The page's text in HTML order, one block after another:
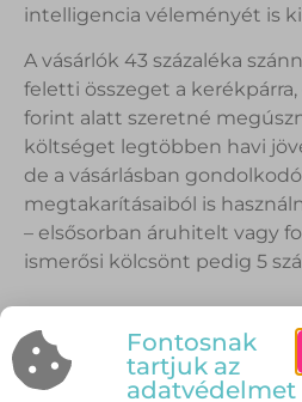
intelligencia véleményét is
A vásárlók 43 százaléka
feletti összeget a kerékpárra,
forint alatt szeretné
költséget legtöbben havi
de a vásárlásban
megtakarításaiból is
– elsősorban áruhitelt vagy
ismerősi kölcsönt pedig 5
—
1 A Cofidis megbízásából az
kutatást végzett a 18-75
lakosság körében a magyar
Fontosnak
tartjuk az
adatvédelmet